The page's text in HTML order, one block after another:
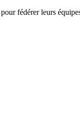
fédérer leurs